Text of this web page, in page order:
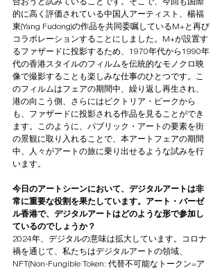
合おうと試みていることです。そこで、今回も国際
的に高く評価されている中国人アーティスト、楊福
東(Yang Fudong)の作品を共同委嘱しているM+と再び
コラボレーションすることにしました。M+が設置す
るファザードに投影するため、1970年代から1990年
代の香港スタイルのフィルムを伝統的なモノクロ映
像で撮影することも楽しみな仕事のひとつです。こ
のフィルムはフェアの期間中、繰り返し再生され、
港の向こう側、さらにはビクトリア・ピークから
も、ファザードに投影される作品を見ることができ
ます。このように、パブリック・アートの要素を街
の景観に取り入れることで、本アートフェアの期間
中、人々がアートの旅に乗り出せるような試みを行
います。
今日のアートシーンにおいて、デジタルアートは非
常に重要な役割を果たしています。アート・バーゼ
ル香港で、デジタルアートはどのような形で参加し
ているのでしょうか？
2024年、デジタルの意味は拡大しています。コロナ
禍を通じて、私たちはデジタルアートの領域、
NFT(Non-Fungible Token: 代替不可能なトークン=ア